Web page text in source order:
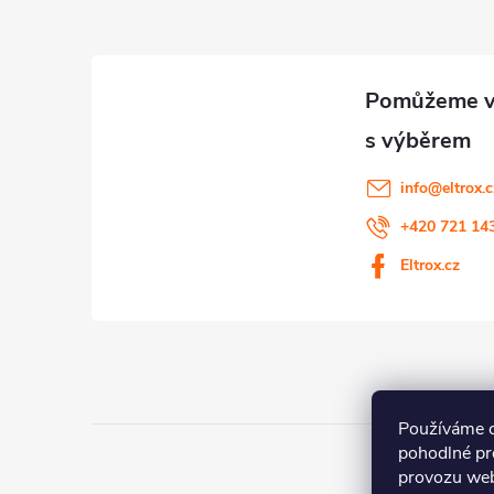
Používáme
pohodlné
provozu
info@
+420 721
Eltrox.cz